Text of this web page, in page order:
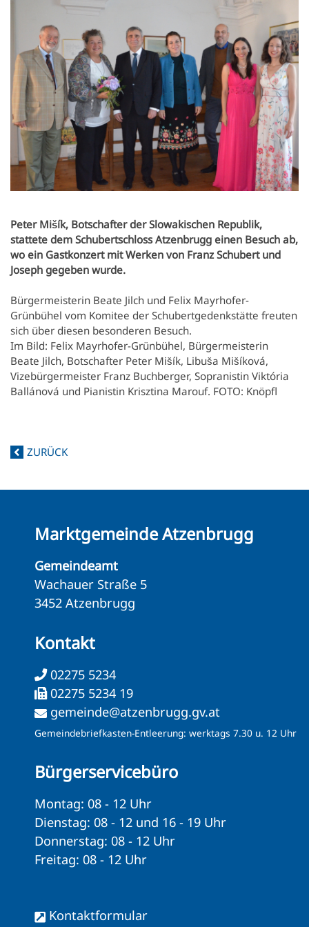
Newsletter
Handy APP
Notdienste
Einrichtungen
Standesamtsverband
Anfrageformular
Kultur.Region NÖ
Schubert Schloss Atzenbrugg
Pfarre
Geschichte
Vereine & Institutionen
Veranstaltungen
Freizeit & Sport
Sehenswertes
Gastronomie
Ferien-Aktiv-Programm 2026
Nahversorgung
Gewerbe-Immobilien
Karten und Lageplan
Orte
Peter Mišík, Botschafter der Slowakischen Republik,
stattete dem Schubertschloss Atzenbrugg einen Besuch ab,
wo ein Gastkonzert mit Werken von Franz Schubert und
Joseph gegeben wurde.
Bürgermeisterin Beate Jilch und Felix Mayrhofer-
Grünbühel vom Komitee der Schubertgedenkstätte freuten
sich über diesen besonderen Besuch.
Im Bild: Felix Mayrhofer-Grünbühel, Bürgermeisterin
Beate Jilch, Botschafter Peter Mišík, Libuša Mišíková,
Vizebürgermeister Franz Buchberger, Sopranistin Viktória
Ballánová und Pianistin Krisztina Marouf. FOTO: Knöpfl
ZURÜCK
Marktgemeinde Atzenbrugg
Gemeindeamt
Wachauer Straße 5
3452 Atzenbrugg
Kontakt
02275 5234
02275 5234 19
gemeinde@atzenbrugg.gv.at
Gemeindebriefkasten-Entleerung: werktags 7.30 u. 12 Uhr
Bürgerservicebüro
Montag: 08 - 12 Uhr
Dienstag: 08 - 12 und 16 - 19 Uhr
Donnerstag: 08 - 12 Uhr
Freitag: 08 - 12 Uhr
Kontaktformular